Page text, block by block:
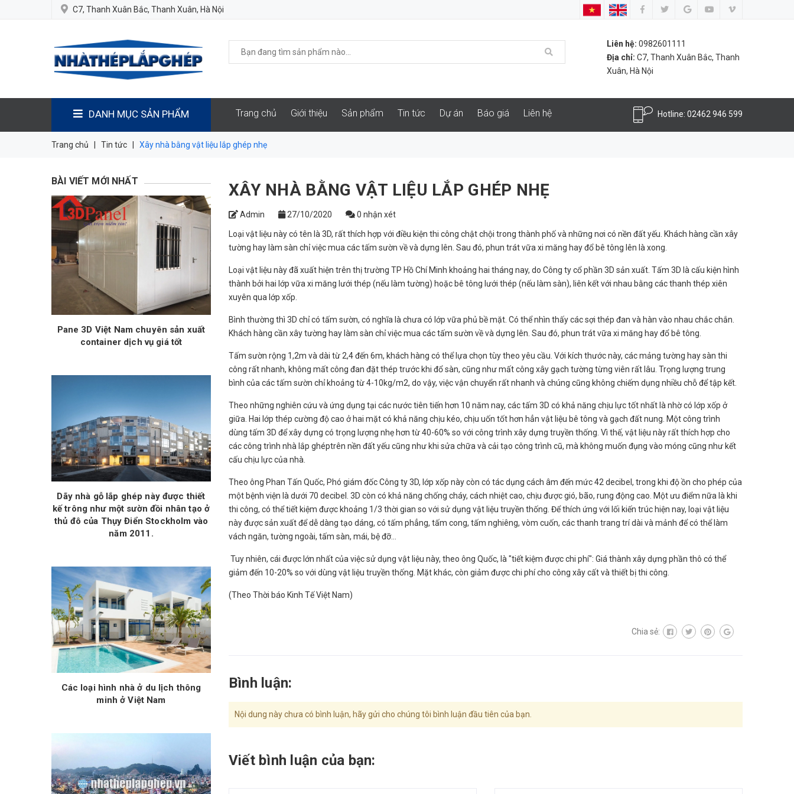
C7, Thanh Xuân Bắc, Thanh Xuân, Hà Nội
Liên hệ: 0982601111
Địa chỉ: C7, Thanh Xuân Bắc, Thanh
Xuân, Hà Nội
DANH MỤC SẢN PHẨM Trang chủ Giới thiệu Sản phẩm Tin tức Dự án Báo giá Liên hệ Hotline: 02462 946 599
Trang chủ Tin tức Xây nhà bằng vật liệu lắp ghép nhẹ
XÂY NHÀ BẰNG VẬT LIỆU LẮP GHÉP NHẸ
Admin 27/10/2020 0 nhận xét
Loại vật liệu này có tên là 3D, rất thích hợp với điều kiện thi công chật chội trong thành phố và những nơi có nền đất yếu. Khách hàng cần xây
tường hay làm sàn chỉ việc mua các tấm sườn về và dựng lên. Sau đó, phun trát vữa xi măng hay đổ bê tông lên là xong.
Loại vật liệu này đã xuất hiện trên thị trường TP Hồ Chí Minh khoảng hai tháng nay, do Công ty cổ phần 3D sản xuất. Tấm 3D là cấu kiện hình
thành bởi hai lớp vữa xi măng lưới thép (nếu làm tường) hoặc bê tông lưới thép (nếu làm sàn), liên kết với nhau bằng các thanh thép xiên
xuyên qua lớp xốp.
Bình thường thì 3D chỉ có tấm sườn, có nghĩa là chưa có lớp vữa phủ bề mặt. Có thể nhìn thấy các sợi thép đan và hàn vào nhau chắc chắn.
Khách hàng cần xây tường hay làm sàn chỉ việc mua các tấm sườn về và dựng lên. Sau đó, phun trát vữa xi măng hay đổ bê tông.
Tấm sườn rộng 1,2m và dài từ 2,4 đến 6m, khách hàng có thể lựa chọn tùy theo yêu cầu. Với kích thước này, các mảng tường hay sàn thi
công rất nhanh, không mất công đan đặt thép trước khi đổ sàn, cũng như mất công xây gạch tường từng viên rất lâu. Trọng lượng trung
bình của các tấm sườn chỉ khoảng từ 4-10kg/m2, do vậy, việc vận chuyển rất nhanh và chúng cũng không chiếm dụng nhiều chỗ để tập kết.
Theo những nghiên cứu và ứng dụng tại các nước tiên tiến hơn 10 năm nay, các tấm 3D có khả năng chịu lực tốt nhất là nhờ có lớp xốp ở
giữa. Hai lớp thép cường độ cao ở hai mặt có khả năng chịu kéo, chịu uốn tốt hơn hẳn vật liệu bê tông và gạch đất nung. Một công trình
dùng tấm 3D để xây dựng có trọng lượng nhẹ hơn từ 40-60% so với công trình xây dựng truyền thống. Vì thế, vật liệu này rất thích hợp cho
các công trình nhà lắp ghéptrên nền đất yếu cũng như khi sửa chữa và cải tạo công trình cũ, mà không muốn đụng vào móng cũng như kết
cấu chịu lực của nhà.
Theo ông Phan Tấn Quốc, Phó giám đốc Công ty 3D, lớp xốp này còn có tác dụng cách âm đến mức 42 decibel, trong khi độ ồn cho phép của
một bệnh viện là dưới 70 decibel. 3D còn có khả năng chống cháy, cách nhiệt cao, chịu được gió, bão, rung động cao. Một ưu điểm nữa là khi
thi công, có thể tiết kiệm được khoảng 1/3 thời gian so với sử dụng vật liệu truyền thống. Để thích ứng với lối kiến trúc hiện nay, loại vật liệu
này được sản xuất để dễ dàng tạo dáng, có tấm phẳng, tấm cong, tấm nghiêng, vòm cuốn, các thanh trang trí dài và mảnh để có thể làm
vách ngăn, tường ngoài, tấm sàn, mái, bệ đỡ...
Tuy nhiên, cái được lớn nhất của việc sử dụng vật liệu này, theo ông Quốc, là "tiết kiệm được chi phí": Giá thành xây dựng phần thô có thể
giảm đến 10-20% so với dùng vật liệu truyền thống. Mặt khác, còn giảm được chi phí cho công xây cất và thiết bị thi công.
(Theo Thời báo Kinh Tế Việt Nam)
Chia sẻ:
Bình luận:
Nội dung này chưa có bình luận, hãy gửi cho chúng tôi bình luận đầu tiên của bạn.
Viết bình luận của bạn:
BÀI VIẾT MỚI NHẤT
Pane 3D Việt Nam chuyên sản xuất
container dịch vụ giá tốt
Dãy nhà gỗ lắp ghép này được thiết
kế trông như một sườn đồi nhân tạo ở
thủ đô của Thụy Điển Stockholm vào
năm 2011.
Các loại hình nhà ở du lịch thông
minh ở Việt Nam